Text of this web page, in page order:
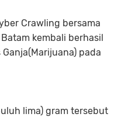
Crawling bersama
kembali berhasil
pada
lima) gram tersebut